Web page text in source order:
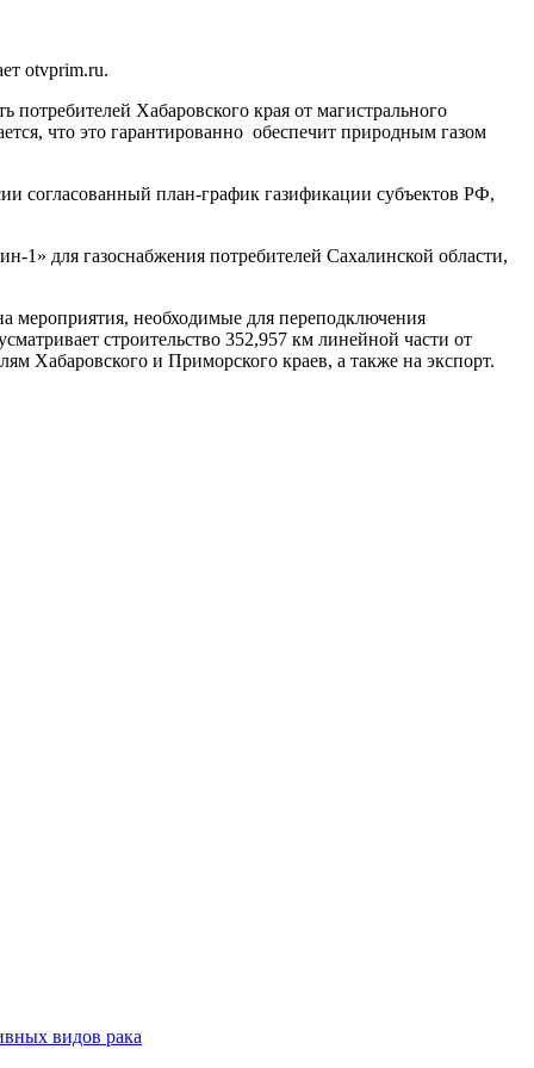
otvprim.ru.
Хабаровского края от магистрального
что это гарантированно обеспечит природным газом
согласованный план-график газификации субъектов РФ,
1» для газоснабжения потребителей Сахалинской области,
мероприятия, необходимые для переподключения
строительство 352,957 км линейной части от
Хабаровского и Приморского краев, а также на экспорт.
видов рака